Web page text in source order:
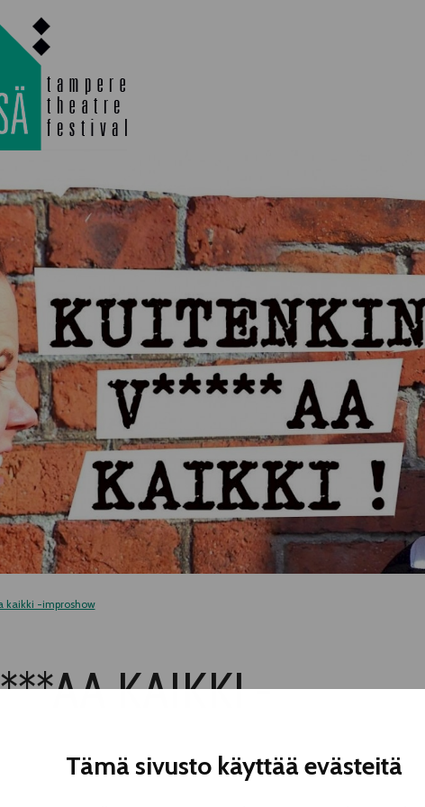
Tämä sivusto käyttää evästeitä
TLAB
SEMINARS, MEETINGS AND
MORE
kaikki -improshow
KAIKKI -